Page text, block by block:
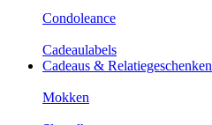
Condoleance
Cadeaulabels
Cadeaus & Relatiegeschenken
Mokken